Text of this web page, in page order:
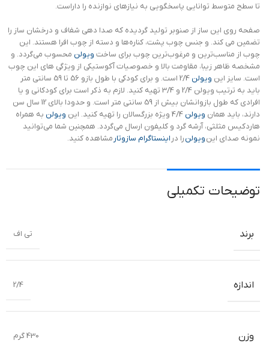
تا سطح متوسط توانایی پاسخگویی به نیازهای نوازنده را داراست.
صفحه روی این ساز از صنوبر تولید گردیده که صدا دهی شفاف و درخشان ساز را
تضمین می کند. و جنس چوب پشت، کناره‌ها و دسته از چوب افرا هستند. این
چوب از مناسب‌ترین و مرغوب‌ترین چوب برای ساخت ویولن محسوب می‌گردد. و
مشخصه ظاهر زیبا، مقاومت بالا و خصوصیات آکوستیکی از ویژگی های این چوب
است. سایز این ویولن
2/4 است. و برای کودکی با طول بازو 56 تا 59 سانتی متر
باید به ترتیب ویولن 2/4 و 3/4 تهیه کنید. لازم به ذکر است برای کودکانی و یا
افرادی که طول بازوانشان بیش از 59 سانتی متر است. و حدودا بالای 12 سال سن
دارند، باید همان ویولن ویولن به همراه
هاردکیس مثلثی، آرشه گرد و کلیفون ارسال می‌گردد. همچنین شما می‌توانید
نمونه صدای اینویولنرا در اینستاگرام سازوتار مشاهده کنید.
توضیحات تکمیلی
برند تی اف
اندازه 2/4
وزن 430 گرم